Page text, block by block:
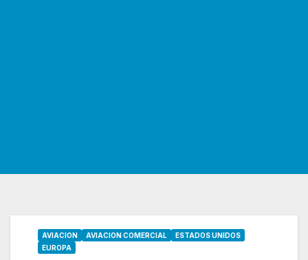
AVIACION AVIACION COMERCIAL
ESTADOS UNIDOS
EUROPA